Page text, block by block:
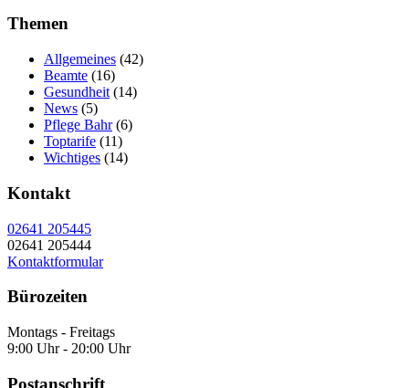
Themen
Allgemeines (42)
Beamte (16)
Gesundheit (14)
News (5)
Pflege Bahr(6)
Toptarife (11)
Wichtiges (14)
Kontakt
02641 205445
02641 205444
Kontaktformular
Bürozeiten
Montags - Freitags
9:00 Uhr - 20:00 Uhr
Postanschrift